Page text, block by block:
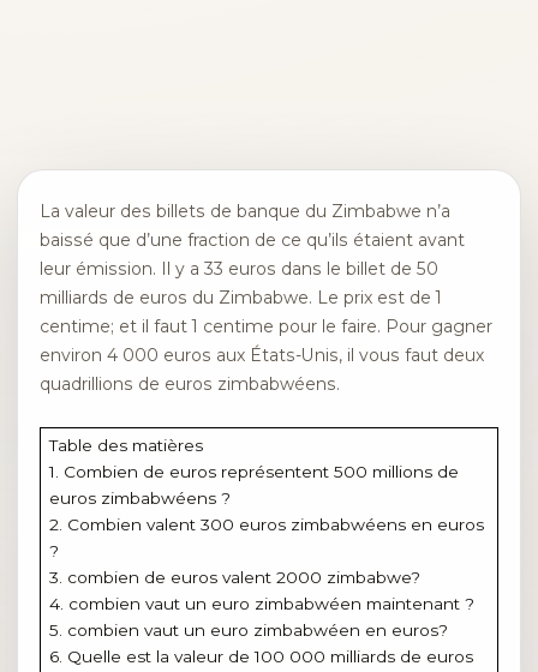
La valeur des billets de banque du Zimbabwe n’a
baissé que d’une fraction de ce qu’ils étaient avant
leur émission. Il y a 33 euros dans le billet de 50
milliards de euros du Zimbabwe. Le prix est de 1
centime; et il faut 1 centime pour le faire. Pour gagner
environ 4 000 euros aux États-Unis, il vous faut deux
quadrillions de euros zimbabwéens.
Table des matières
1. Combien de euros représentent 500 millions de
euros zimbabwéens ?
2. Combien valent 300 euros zimbabwéens en euros
?
3. combien de euros valent 2000 zimbabwe?
4. combien vaut un euro zimbabwéen maintenant ?
5. combien vaut un euro zimbabwéen en euros?
6. Quelle est la valeur de 100 000 milliards de euros